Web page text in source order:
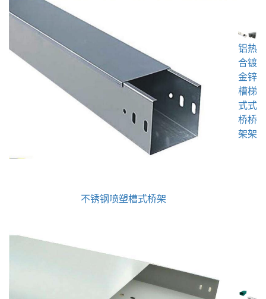
不锈钢喷塑槽式桥架
铝
合
金
槽
式
桥
架
热
镀
锌
梯
式
桥
架